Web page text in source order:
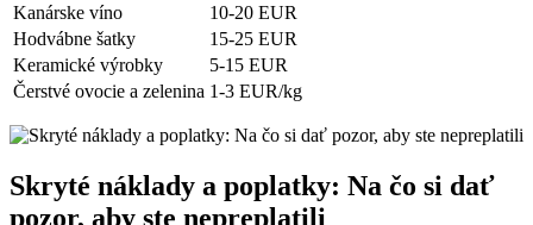
Kanárske víno
10-20 EUR
Hodvábne šatky
15-25 EUR
Keramické výrobky
5-15 EUR
Čerstvé ovocie a zelenina 1-3 EUR/kg
Skryté náklady a poplatky: Na čo si dať
pozor, aby ste nepreplatili